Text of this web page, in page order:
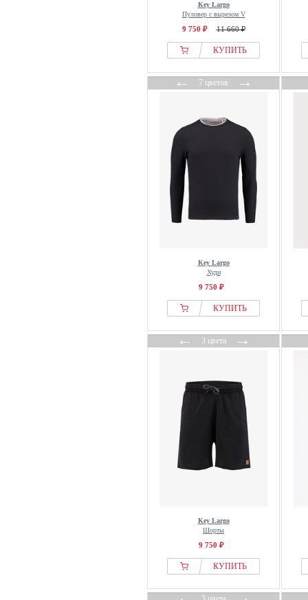
Key Largo
Пуловер с вырезом V
9 750 ₽ 11 660 ₽
КУПИТЬ
←7 цветов→
Key Largo
Худи
9 750 ₽
КУПИТЬ
←3 цвета→
Key Largo
Шорты
9 750 ₽
КУПИТЬ